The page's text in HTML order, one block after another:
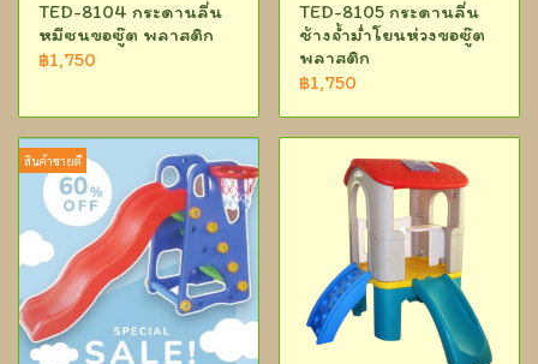
TED-8104 กระดานลื่น
หมีซนขอซู๊ต พลาสติก
฿1,750
TED-8105 กระดานลื่น
ช้างจ้ำม่ำโยนห่วงขอซู๊ต
พลาสติก
฿1,750
สินค้าขายดี